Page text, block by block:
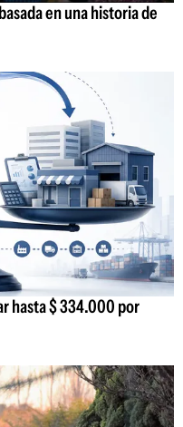
en una historia de
hasta $ 334.000 por